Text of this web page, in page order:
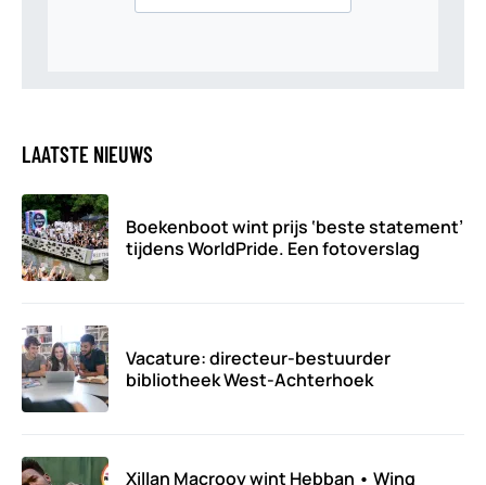
LAATSTE NIEUWS
Boekenboot wint prijs ‘beste statement’
tijdens WorldPride. Een fotoverslag
Vacature: directeur-bestuurder
bibliotheek West-Achterhoek
Xillan Macrooy wint Hebban • Winq